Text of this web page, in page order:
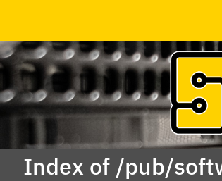
Index of /pub/